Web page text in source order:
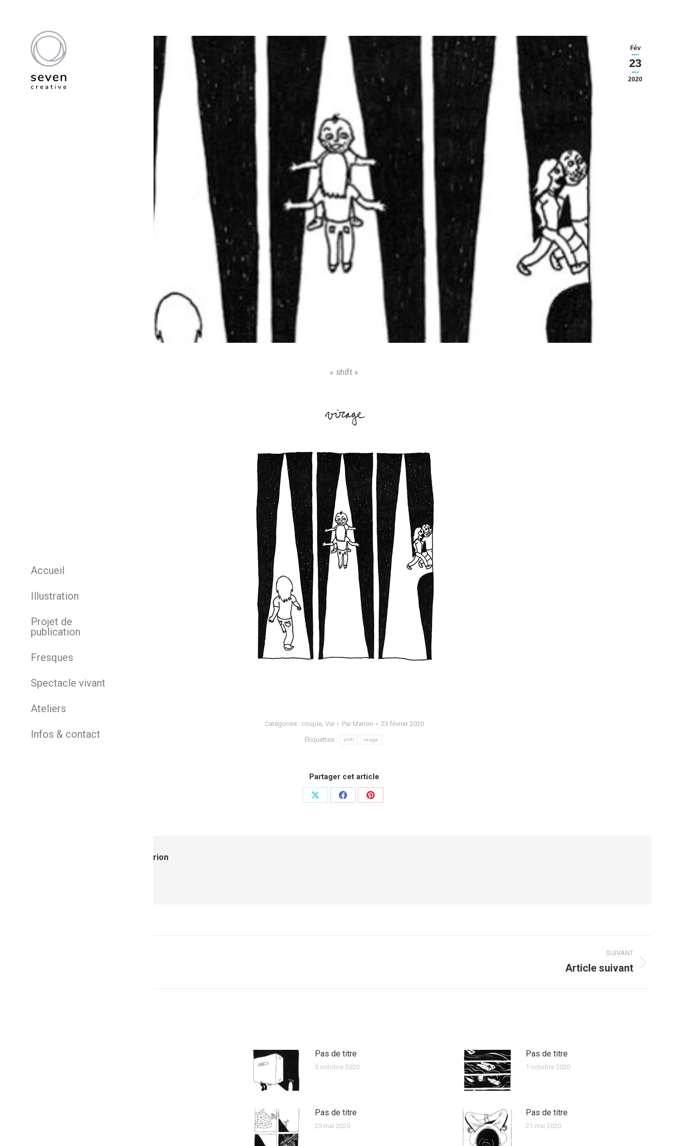
Fév
23
2020
couple
Vie
« shift »
Catégories : couple, Vie Par Marion 23 février 2020
Étiquettes : shift virage
Partager cet article
Marion
SUIVANT
Article suivant
Pas de titre
3 octobre 2020
Pas de titre
1 octobre 2020
Pas de titre
25 mai 2020
Pas de titre
21 mai 2020
Accueil
Illustration
Projet de
publication
Fresques
Spectacle vivant
Ateliers
Infos & contact